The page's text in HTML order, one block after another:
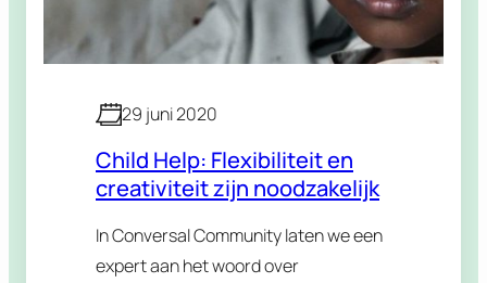
29 juni 2020
Child Help: Flexibiliteit en
creativiteit zijn noodzakelijk
In Conversal Community laten we een
expert aan het woord over